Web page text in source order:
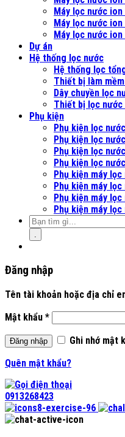
Máy lọc nước
Máy lọc nước
Máy lọc nước ion
Dự án
Hệ thống lọc nước
Hệ thống lọc
Thiết bị làm
Dây chuyền lọc
Thiết bị lọc nước
Phụ kiện
Phụ kiện lọc
Phụ kiện lọc
Phụ kiện lọc
Phụ kiện lọc
Phụ kiện máy lọc
Phụ kiện máy lọc
Phụ kiện máy
Phụ kiện máy
Đăng nhập
Tên tài khoản hoặc địa chỉ
Mật khẩu *
Đăng nhập
Ghi nhớ mật
Quên mật khẩu?
0913268423